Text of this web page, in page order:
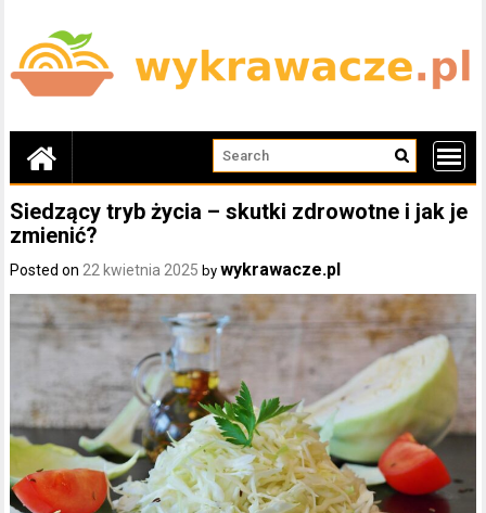
content
Siedzący tryb życia – skutki zdrowotne i jak je
zmienić?
Posted on 22 kwietnia 2025 bywykrawacze.pl